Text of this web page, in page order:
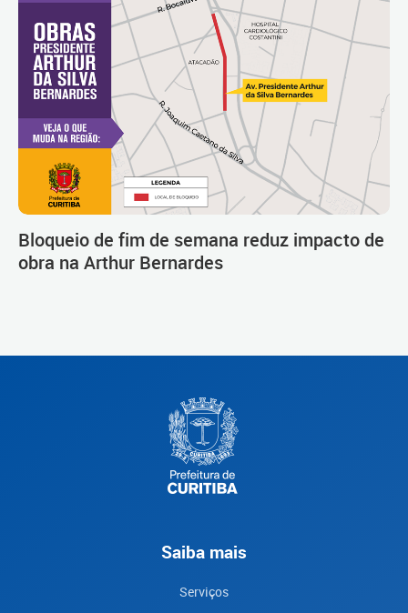
Bloqueio de fim de semana reduz impacto de
obra na Arthur Bernardes
Saiba mais
Serviços